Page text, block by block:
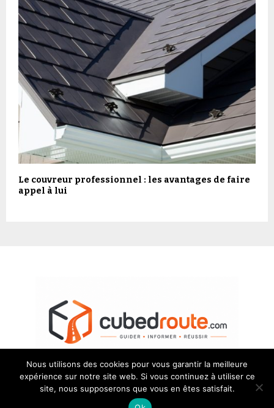
Le couvreur professionnel : les avantages de faire
appel à lui
Plan de site-Mentions Légales-Contact
Nous utilisons des cookies pour vous garantir la meilleure
expérience sur notre site web. Si vous continuez à utiliser ce
site, nous supposerons que vous en êtes satisfait.